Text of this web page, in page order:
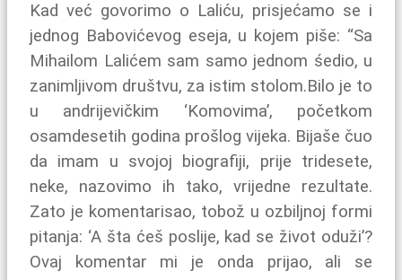
Kad već govorimo o Laliću, prisjećamo se i
jednog Babovićevog eseja, u kojem piše: “Sa
Mihailom Lalićem sam samo jednom śedio, u
zanimljivom društvu, za istim stolom.Bilo je to
u andrijevičkim ‘Komovima’, početkom
osamdesetih godina prošlog vijeka. Bijaše čuo
da imam u svojoj biografiji, prije tridesete,
neke, nazovimo ih tako, vrijedne rezultate.
Zato je komentarisao, tobož u ozbiljnoj formi
pitanja: ‘A šta ćeš poslije, kad se život oduži’?
Ovaj komentar mi je onda prijao, ali se